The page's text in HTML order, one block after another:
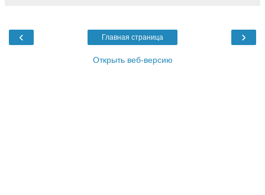
‹ ›
Главная страница
Открыть веб-версию